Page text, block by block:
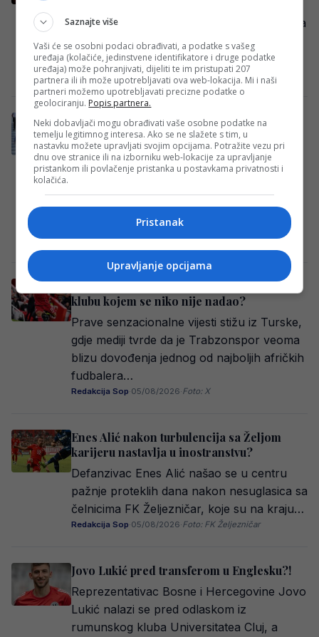
sastanka između Vinisijusa Juniora i čelnika
Real Madrida, iz Španije stižu informacije
koje…
Redakcija Sop · 05/08/2026
Najavljeni bombastični transfer bh.
reprezentativac se neće dogoditi, sve je
propalo!
Reprezentativac Bosne i Hercegovine
fudbaler Hajduka, iako se tokom dana
intenzivno povezivao sa splitskim…
Redakcija Sop·05/08/2026
Transfer koji će uzdrmati Evropu: Salah u
klubu kojem se niko nije nadao?
Prave senzacionalne vijesti stižu iz Turske,
gdje mediji tvrde da je Trabzonspor veoma
blizu dovođenja jednog od najboljih afričkih
fudbalera…
Redakcija Sop·05/08/2026·Foto: X
Enes Alić nakon turbulencija sa Željom
karijeru nastavlja u inostranstvu?
Defanzivac Enes Alić našao se u centru
pažnje proteklih dana nakon nesuglasica sa
čelnicima FK Željezničar, koje su na kraju…
Redakcija Sop·05/08/2026·Foto: FK Željezničar
Jovo Lukić pred transferom u Englesku?!
Reprezentativac Bosne i Hercegovine Jovo
Lukić nalazi se pred odlaskom iz
rumunskog kluba Universitatea Cluj, a
Saznajte više
Vaši će se osobni podaci obrađivati, a podatke s vašeg
uređaja (kolačiće, jedinstvene identifikatore i druge podatke
uređaja) može pohranjivati, dijeliti te im pristupati 207
partnera ili ih može upotrebljavati ova web-lokacija. Mi i naši
partneri možemo upotrebljavati precizne podatke o
geolociranju. Popis partnera.
Neki dobavljači mogu obrađivati vaše osobne podatke na
temelju legitimnog interesa. Ako se ne slažete s tim, u
nastavku možete upravljati svojim opcijama. Potražite vezu pri
dnu ove stranice ili na izborniku web-lokacije za upravljanje
pristankom ili povlačenje pristanka u postavkama privatnosti i
kolačića.
Pristanak
Upravljanje opcijama